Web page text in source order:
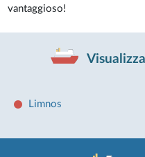
vantaggioso!
Limnos